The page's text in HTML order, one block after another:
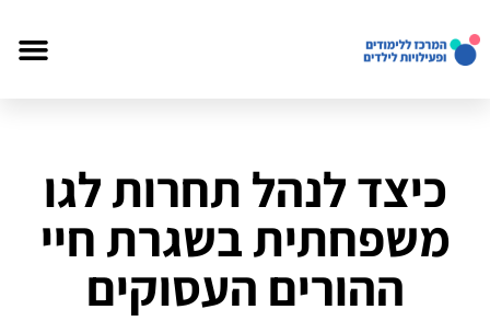
כיצד לנהל תחרות לגו
משפחתית בשגרת חיי
ההורים העסוקים